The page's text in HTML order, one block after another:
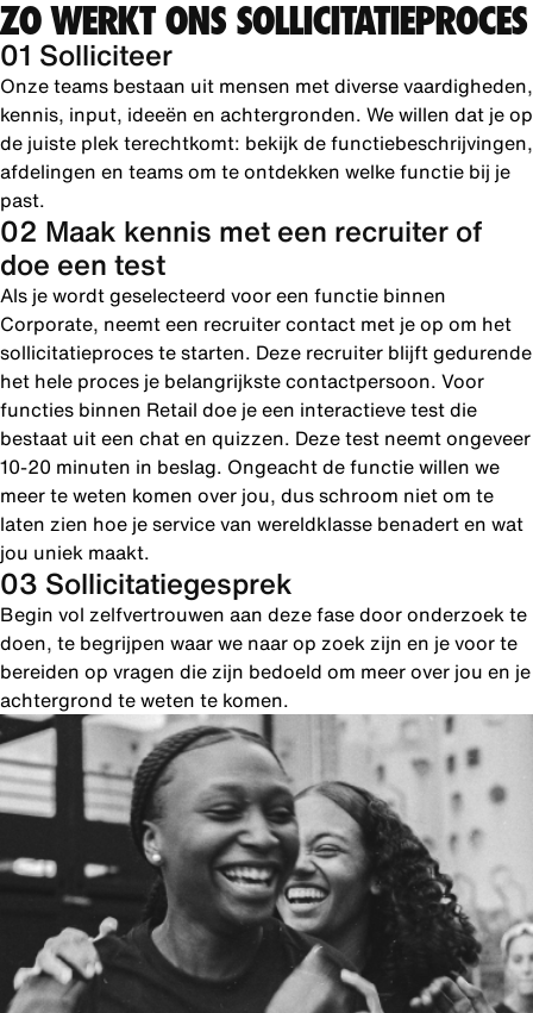
ZO WERKT ONS SOLLICITATIEPROCES
01 Solliciteer
Onze teams bestaan uit mensen met diverse vaardigheden,
kennis, input, ideeën en achtergronden. We willen dat je op
de juiste plek terechtkomt: bekijk de functiebeschrijvingen,
afdelingen en teams om te ontdekken welke functie bij je
past.
02 Maak kennis met een recruiter of
doe een test
Als je wordt geselecteerd voor een functie binnen
Corporate, neemt een recruiter contact met je op om het
sollicitatieproces te starten. Deze recruiter blijft gedurende
het hele proces je belangrijkste contactpersoon. Voor
functies binnen Retail doe je een interactieve test die
bestaat uit een chat en quizzen. Deze test neemt ongeveer
10-20 minuten in beslag. Ongeacht de functie willen we
meer te weten komen over jou, dus schroom niet om te
laten zien hoe je service van wereldklasse benadert en wat
jou uniek maakt.
03 Sollicitatiegesprek
Begin vol zelfvertrouwen aan deze fase door onderzoek te
doen, te begrijpen waar we naar op zoek zijn en je voor te
bereiden op vragen die zijn bedoeld om meer over jou en je
achtergrond te weten te komen.